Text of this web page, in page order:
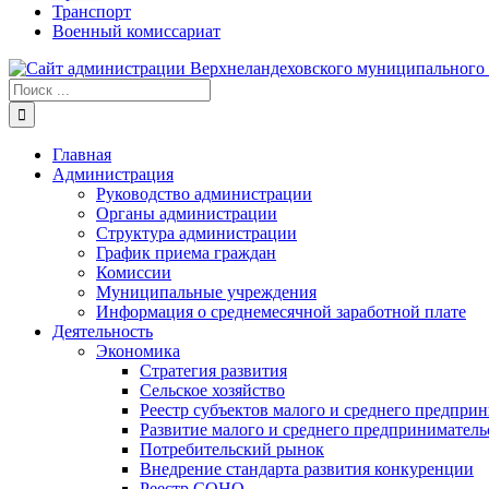
Транспорт
Военный комиссариат
Результат
поиска:
Главная
Администрация
Руководство администрации
Органы администрации
Структура администрации
График приема граждан
Комиссии
Муниципальные учреждения
Информация о среднемесячной заработной плате
Деятельность
Экономика
Стратегия развития
Сельское хозяйство
Реестр субъектов малого и среднего
Развитие малого и среднего
Потребительский рынок
Внедрение стандарта развития конкуренции